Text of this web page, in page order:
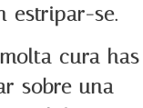
estripar-se.
cura has
sobre una